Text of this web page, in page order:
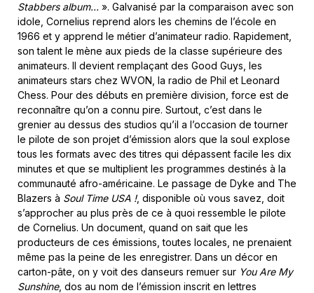
Stabbers album… ». Galvanisé par la comparaison avec son
idole, Cornelius reprend alors les chemins de l’école en
1966 et y apprend le métier d’animateur radio. Rapidement,
son talent le mène aux pieds de la classe supérieure des
animateurs. Il devient remplaçant des Good Guys, les
animateurs stars chez WVON, la radio de Phil et Leonard
Chess. Pour des débuts en première division, force est de
reconnaître qu’on a connu pire. Surtout, c’est dans le
grenier au dessus des studios qu’il a l’occasion de tourner
le pilote de son projet d’émission alors que la soul explose
tous les formats avec des titres qui dépassent facile les dix
minutes et que se multiplient les programmes destinés à la
communauté afro-américaine. Le passage de Dyke and The
Blazers à Soul Time USA !, disponible où vous savez, doit
s’approcher au plus près de ce à quoi ressemble le pilote
de Cornelius. Un document, quand on sait que les
producteurs de ces émissions, toutes locales, ne prenaient
même pas la peine de les enregistrer. Dans un décor en
carton-pâte, on y voit des danseurs remuer sur You Are My
Sunshine, dos au nom de l’émission inscrit en lettres